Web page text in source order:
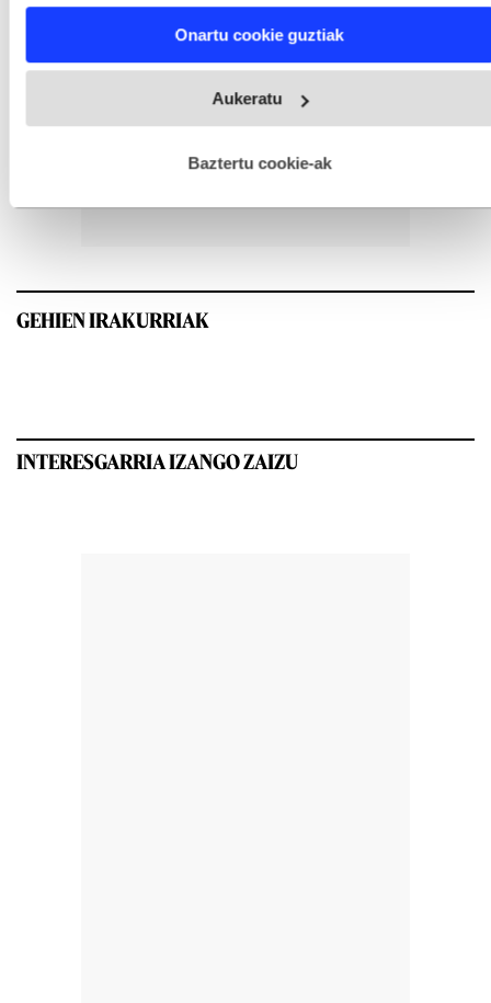
and set your preferences in thedetails section
fitxategiak erabiltzen ditu. Zure esperientzia eta zerbitzuak
esplizitua ematen diguzu.Gehiago irakurri
Onartu cookie guztiak
Aukeratu
Baztertu cookie-ak
GEHIEN IRAKURRIAK
INTERESGARRIA IZANGO ZAIZU